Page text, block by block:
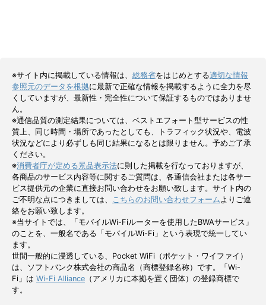
※サイト内に掲載している情報は、 総務省をはじめとする適切な情報
参照元のデータを根拠に最新で正確な情報を掲載するように全力を尽
くしていますが、最新性・完全性について保証するものではありませ
ん。
※通信品質の測定結果については、ベストエフォート型サービスの性
質上、同じ時間・場所であったとしても、トラフィック状況や、電波
状況などにより必ずしも同じ結果になるとは限りません。予めご了承
ください。
※消費者庁が定める景品表示法に則した掲載を行なっておりますが、
各商品のサービス内容等に関するご質問は、各通信会社または各サー
ビス提供元の企業に直接お問い合わせをお願い致します。サイト内の
ご不明な点につきましては、 こちらのお問い合わせフォームよりご連
絡をお願い致します。
※当サイトでは、「モバイルWi-Fiルーターを使用したBWAサービス」
のことを、一般名である「モバイルWi-Fi」という表現で統一してい
ます。
世間一般的に浸透している、Pocket WiFi（ポケット・ワイファイ）
は、ソフトバンク株式会社の商品名（商標登録名称）です。「Wi-
Fi」は Wi-Fi Alliance （アメリカに本拠を置く団体）の登録商標で
す。